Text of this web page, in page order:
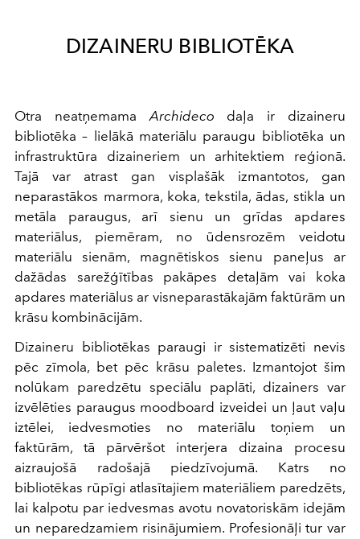
DIZAINERU BIBLIOTĒKA
Otra neatņemamaArchideco daļa ir dizaineru
bibliotēka – lielākā materiālu paraugu bibliotēka un
infrastruktūra dizaineriem un arhitektiem reģionā.
Tajā var atrast gan visplašāk izmantotos, gan
neparastākos marmora, koka, tekstila, ādas, stikla un
metāla paraugus, arī sienu un grīdas apdares
materiālus, piemēram, no ūdensrozēm veidotu
materiālu sienām, magnētiskos sienu paneļus ar
dažādas sarežģītības pakāpes detaļām vai koka
apdares materiālus ar visneparastākajām faktūrām un
krāsu kombinācijām.
Dizaineru bibliotēkas paraugi ir sistematizēti nevis
pēc zīmola, bet pēc krāsu paletes. Izmantojot šim
nolūkam paredzētu speciālu paplāti, dizainers var
izvēlēties paraugus moodboard izveidei un ļaut vaļu
iztēlei, iedvesmoties no materiālu toņiem un
faktūrām, tā pārvēršot interjera dizaina procesu
aizraujošā radošajā piedzīvojumā. Katrs no
bibliotēkas rūpīgi atlasītajiem materiāliem paredzēts,
lai kalpotu par iedvesmas avotu novatoriskām idejām
un neparedzamiem risinājumiem. Profesionāļi tur var